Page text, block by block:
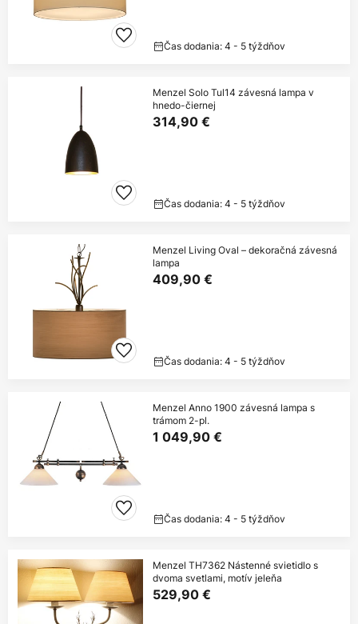
Čas dodania: 4 - 5 týždňov
Menzel Solo Tul14 závesná lampa v
hnedo-čiernej
314,90 €
Čas dodania: 4 - 5 týždňov
Menzel Living Oval – dekoračná závesná
lampa
409,90 €
Čas dodania: 4 - 5 týždňov
Menzel Anno 1900 závesná lampa s
trámom 2-pl.
1 049,90 €
Čas dodania: 4 - 5 týždňov
Menzel TH7362 Nástenné svietidlo s
dvoma svetlami, motív jeleňa
529,90 €